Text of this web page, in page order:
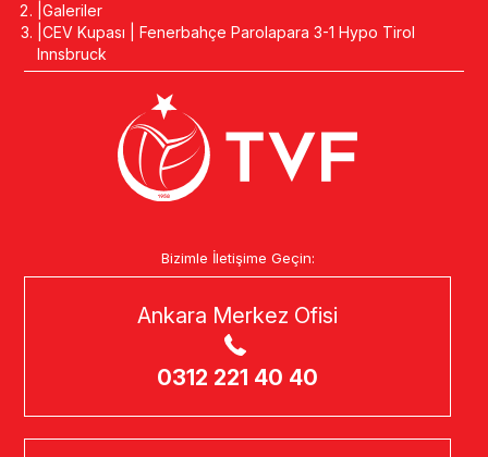
Galeriler
CEV Kupası | Fenerbahçe Parolapara 3-1 Hypo Tirol
Innsbruck
Bizimle İletişime Geçin:
Ankara Merkez Ofisi
0312 221 40 40